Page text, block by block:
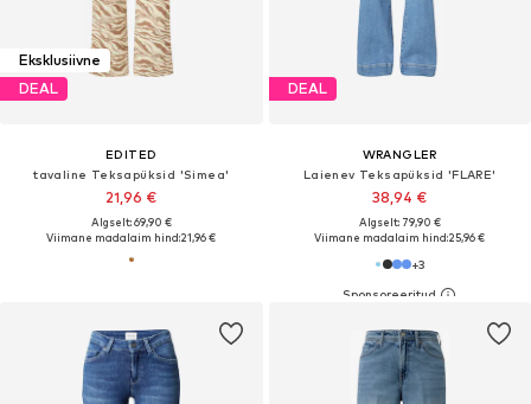
Eksklusiivne
DEAL
EDITED
tavaline Teksapüksid 'Simea'
21,96 €
Algselt: 69,90 €
Viimane madalaim hind:21,96 €
DEAL
WRANGLER
Laienev Teksapüksid 'FLARE'
38,94 €
Algselt: 79,90 €
Viimane madalaim hind:25,96 €
+3